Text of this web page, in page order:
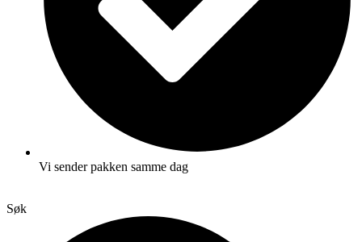
Vi sender pakken samme dag
Søk